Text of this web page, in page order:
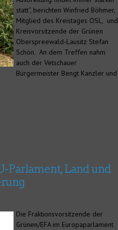
statt“, berichten Winfried Böhmer,
Mitglied des Kreistages OSL, und
Kreisvorsitzende der Grünen
Oberspreewald-Lausitz Stefan
Schön. An dem Treffen nahm
auch der Vetschauer
Bürgermeister Bengt Kanzler und
Parlament, Land und
Die Fraktionsvorsitzende der
Grünen/EFA im Europaparlament